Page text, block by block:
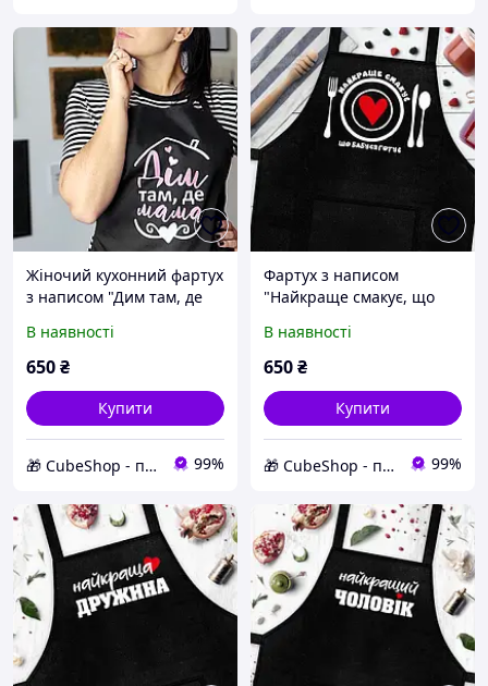
Жіночий кухонний фартух
з написом "Дим там, де
В наявності
650₴
Купити
🎁 CubeShop - подарунки та подарункова упаковка 99%
Фартух з написом
"Найкраще смакує, що
В наявності
650₴
Купити
🎁 CubeShop - подарунки та подарункова упаковка 99%